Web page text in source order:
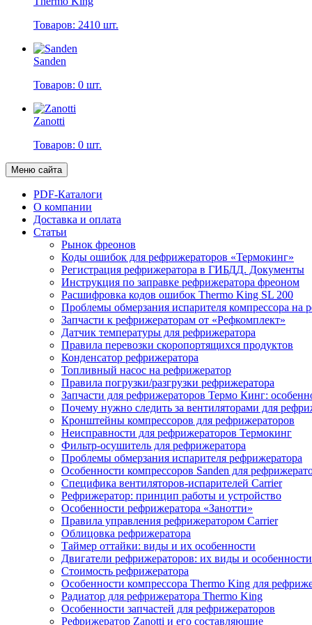
Товаров: 2410 шт.
Sanden
Товаров: 0 шт.
Zanotti
Товаров: 0 шт.
Меню сайта
PDF-Каталоги
О компании
Доставка и оплата
Статьи
Рынок фреонов
Коды ошибок для рефрижераторов «Термокинг»
Регистрация рефрижератора в ГИБДД. Документы
Инструкция по заправке рефрижератора фреоном
Расшифровка кодов ошибок Thermo King SL 200
Проблемы обмерзания испарителя компрессора на
Запчасти к рефрижераторам от «Рефкомплект»
Датчик температуры для рефрижератора
Правила перевозки скоропортящихся продуктов
Конденсатор рефрижератора
Топливный насос на рефрижератор
Правила погрузки/разгрузки рефрижератора
Запчасти для рефрижераторов Термо Кинг:
Почему нужно следить за вентиляторами для
Кронштейны компрессоров для рефрижераторов
Неисправности для рефрижераторов Термокинг
Фильтр-осушитель для рефрижератора
Проблемы обмерзания испарителя рефрижератора
Особенности компрессоров Sanden для
Специфика вентиляторов-испарителей Carrier
Рефрижератор: принцип работы и устройство
Особенности рефрижератора «Занотти»
Правила управления рефрижератором Carrier
Облицовка рефрижератора
Таймер оттайки: виды и их особенности
Двигатели рефрижераторов: их виды и особенности
Стоимость рефрижератора
Особенности компрессора Thermo King для
Радиатор для рефрижератора Thermo King
Особенности запчастей для рефрижераторов
Рефрижератор Zanotti и его составляющие